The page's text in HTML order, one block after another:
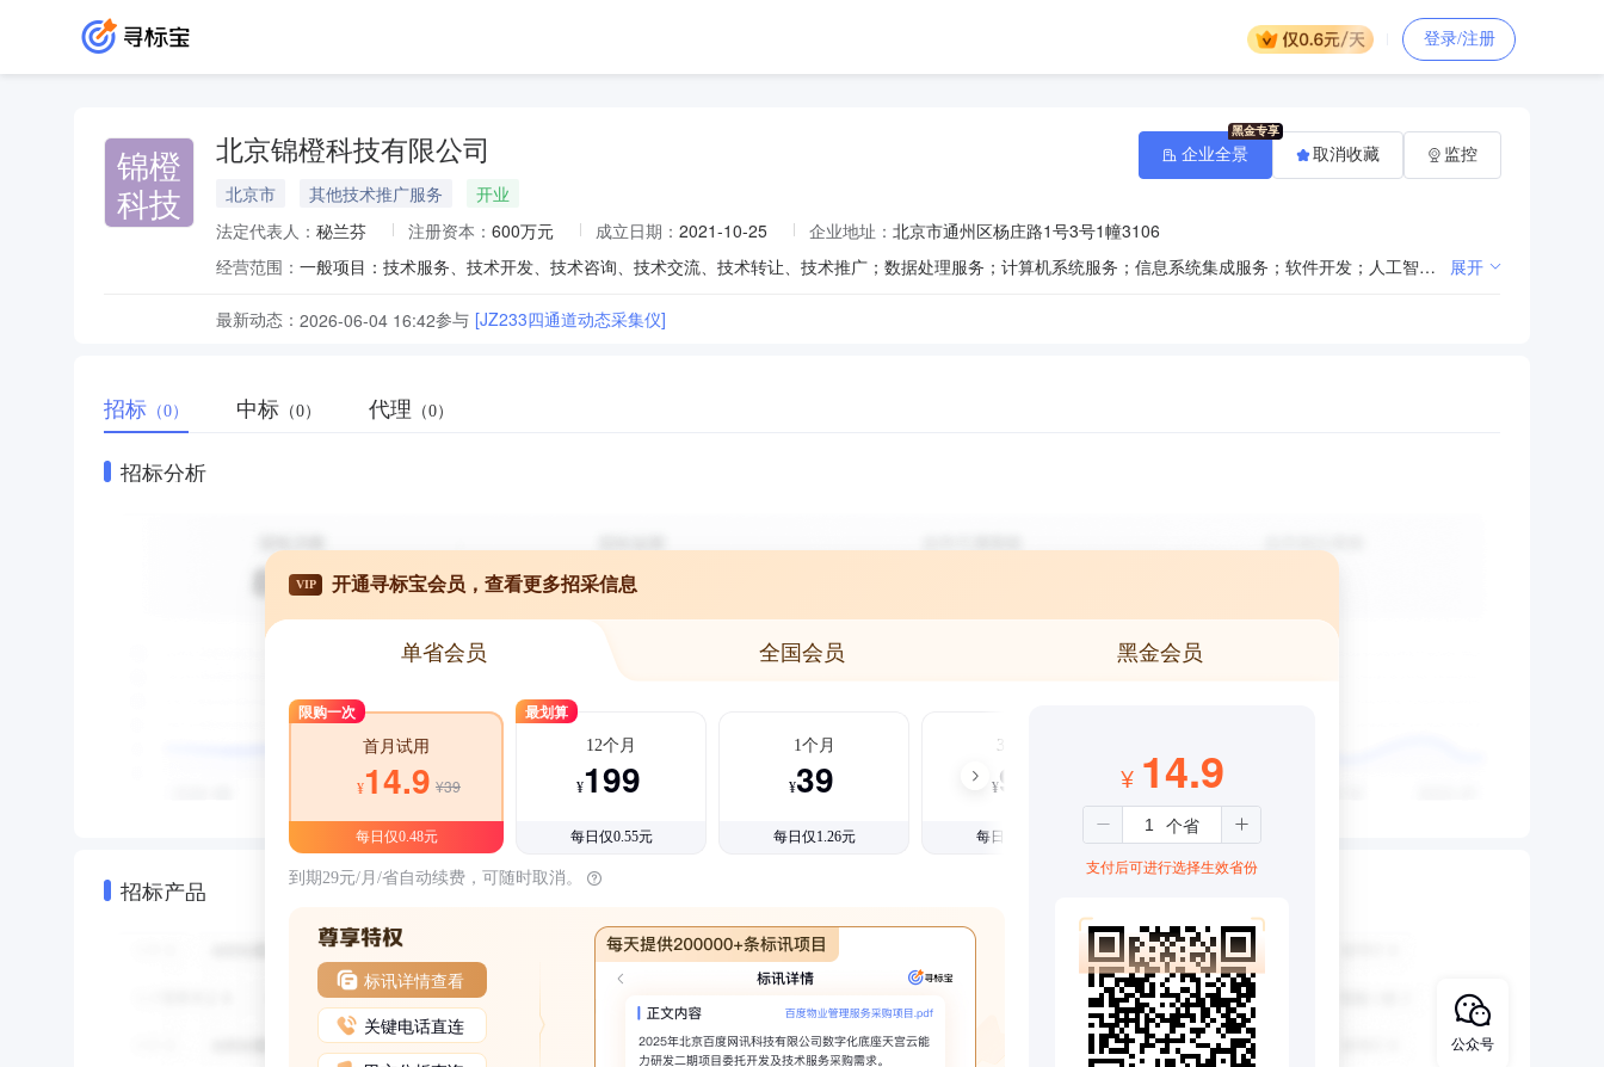
登录/注册
锦橙
科技
北京锦橙科技有限公司
北京市 其他技术推广服务
开业
法定代表人： 秘兰芬 注册资本： 600万元 成立日期： 2021-10-25 企业地址： 北京市通州区杨庄路1号3号1幢3106
经营范围：
一般项目：技术服务、技术开发、技术咨询、技术交流、技术转让、技术推广；数据处理服务；计算机系统服务；信息系统集成服务；软件开发；人工智能基础软件开发；人工智能应用软件开发；计算机软硬件及辅助设备零售；仪器仪表销售；仪器仪表制造；电子产品销售；机械设备销售；电气设备销售；电子元器件批发；网络设备销售；专用设备制造（不含许可类专业设备制造）；通用设备制造（不含特种设备制造）；汽车零配件零售；汽车销售；家政服务；劳务服务（不含劳务派遣）；技术进出口；货物进出口；第一类医疗器械销售；第二类医疗器械销售。（除依法须经批准的项目外，凭营业执照依法自主开展经营活动）（不得从事国家和本市产业政策禁止和限制类项目的经营活动。） 展开
最新动态： 2026-06-04 16:42参与 [JZ233四通道动态采集仪]
企业全景 取消收藏 监控
招标 （0） 中标 （0） 代理 （0）
招标分析
招标产品
VIP 开通寻标宝会员，查看更多招采信息
单省会员 全国会员 黑金会员
限购一次
首月试用
¥14.9 ¥39
每日仅0.48元
最划算
12个月
¥199
每日仅0.55元
1个月
¥39
每日仅1.26元
3个月
¥99
每日仅1.08元
到期29元/月/省自动续费，可随时取消。
标讯详情查看
关键电话直连
¥ 14.9
支付后可进行选择生效省份
公众号